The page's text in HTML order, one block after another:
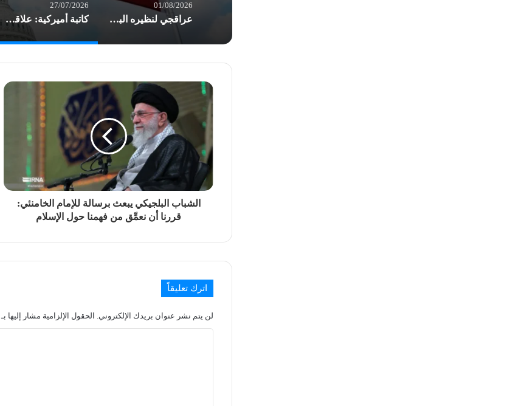
01/08/2026
عراقجي لنظيره البريطاني: نهج لندن تجاه طهران غير لائق
27/07/2026
كاتبة أميركية: علاقة واشنطن بـ”إسرائيل” تحولت إلى التزام غير مشروط
الشباب البلجيكي يبعث برسالة للإمام الخامنئي:
قررنا أن نعمِّق من فهمنا حول الإسلام
اترك تعليقاً
لن يتم نشر عنوان بريدك الإلكتروني. الحقول الإلزامية مشار إليها بـ